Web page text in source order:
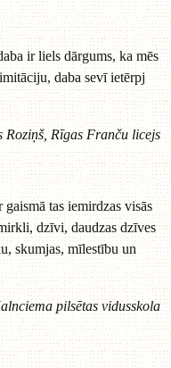
ir liels dārgums, ka mēs
daba sevī ietērpj
Roziņš, Rīgas Franču licejs
tas iemirdzas visās
dzīvi, daudzas dzīves
skumjas, mīlestību un
pilsētas vidusskola